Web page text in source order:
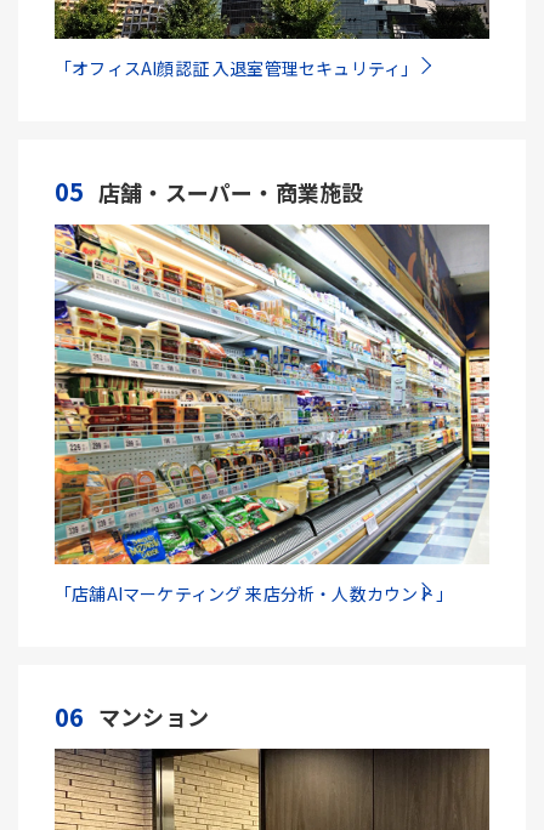
「オフィスAI顔認証 入退室管理セキュリティ」
05 店舗・スーパー・商業施設
「店舗AIマーケティング 来店分析・人数カウント」
06 マンション